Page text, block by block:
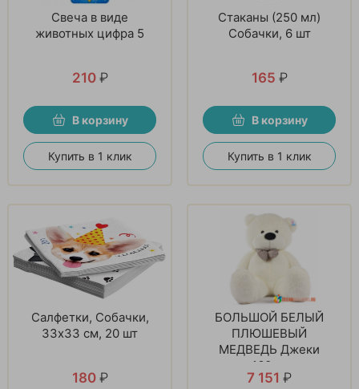
Свеча в виде
животных цифра 5
210 ₽
В корзину
Купить в 1 клик
Стаканы (250 мл)
Собачки, 6 шт
165 ₽
В корзину
Купить в 1 клик
Салфетки, Собачки,
33х33 см, 20 шт
180 ₽
БОЛЬШОЙ БЕЛЫЙ
ПЛЮШЕВЫЙ
МЕДВЕДЬ Джеки
160см
7 151 ₽